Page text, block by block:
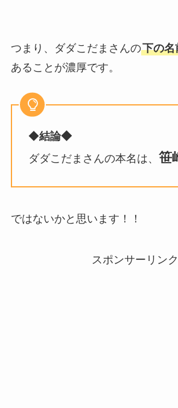
つまり、ダダこだまさんの下の名
あることが濃厚です。
◆結論◆
ダダこだまさんの本名は、 笹
ではないかと思います！！
スポンサーリンク